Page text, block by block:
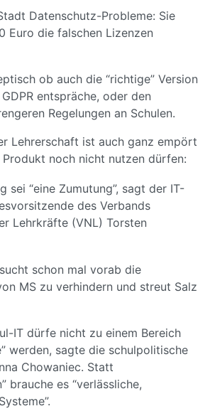
Datenschutz-Probleme: Sie
Euro die falschen Lizenzen
ob auch die “richtige” Version
entspräche, oder den
Regelungen an Schulen.
Lehrerschaft ist auch ganz empört
noch nicht nutzen dürfen:
sei “eine Zumutung”, sagt der IT-
des Verbands
Lehrkräfte (VNL) Torsten
schon mal vorab die
MS zu verhindern und streut Salz
IT dürfe nicht zu einem Bereich
werden, sagte die schulpolitische
Chowaniec. Statt
brauche es “verlässliche,